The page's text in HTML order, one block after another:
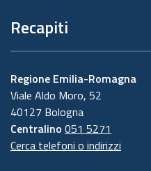
Recapiti
Regione Emilia-Romagna
Viale Aldo Moro, 52
40127 Bologna
Centralino 051 5271
Cerca telefoni o indirizzi